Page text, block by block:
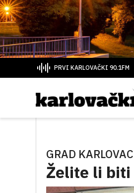
PRVI KARLOVAČKI 90.1FM
GRAD KARLOVAC
Želite li biti